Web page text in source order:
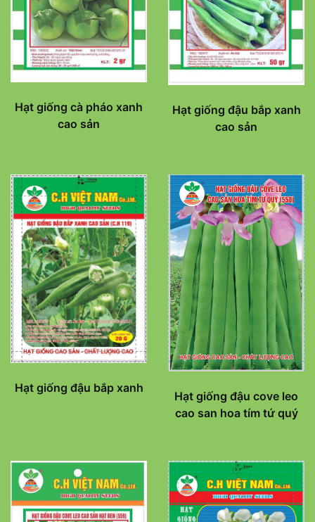
Hạt giống cà pháo xanh
cao sản
Hạt giống đậu bắp xanh
cao sản
Hạt giống đậu bắp xanh
Hạt giống đậu cove leo
cao san hoa tím tứ quý